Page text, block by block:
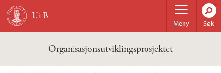
Hopp til hovedinnhold
Meny Søk
Organisasjonsutviklingsprosjektet